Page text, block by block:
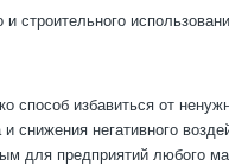
строительного
избавиться от
снижения негативного
для предприятий любого